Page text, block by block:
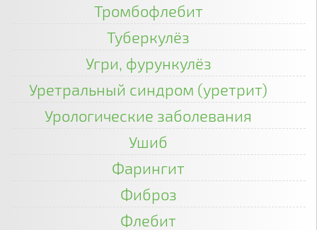
Тромбофлебит
Туберкулёз
Угри, фурункулёз
Уретральный синдром (уретрит)
Урологические заболевания
Ушиб
Фарингит
Фиброз
Флебит